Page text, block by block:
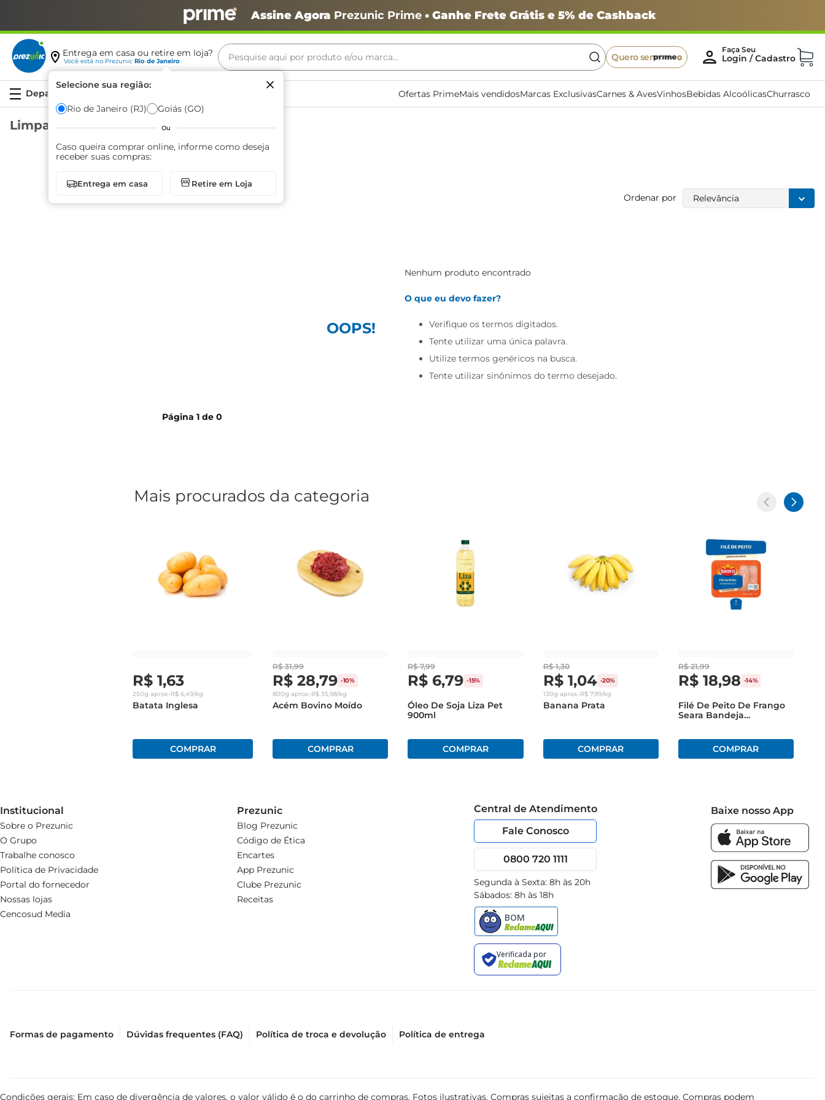
Assine Agora Prezunic Prime• Ganhe Frete Grátis e 5% de Cashback
Entrega em casa ou retire em loja?
Você está no Prezunic Rio de Janeiro
Selecione sua região:
Rio de Janeiro (RJ) Goiás (GO)
Ou
Caso queira comprar online, informe como deseja
receber suas compras:
Entrega em casa Retire em Loja
Pesquise aqui por produto e/ou marca...
Quero ser
Ofertas PrimeMais vendidosMarcas ExclusivasCarnes & AvesVinhosBebidas AlcoólicasChurrasco
Limpadores
Ordenar por Relevância
OOPS!
Nenhum produto encontrado
O que eu devo fazer?
Verifique os termos digitados.
Tente utilizar uma única palavra.
Utilize termos genéricos na busca.
Tente utilizar sinônimos do termo desejado.
Página 1 de 0
Mais procurados da categoria
R$ 1,63
250g aprox.•R$ 6,49/kg
Batata Inglesa
R$ 31,99
R$ 28,79 -10%
800g aprox.•R$ 35,98/kg
Acém Bovino Moído
R$ 7,99
R$ 6,79 -15%
Óleo De Soja Liza Pet
900ml
R$ 1,30
R$ 1,04 -20%
130g aprox.•R$ 7,99/kg
Banana Prata
R$ 21,99
R$ 18,98 -14%
Filé De Peito De Frango
Seara Bandeja
Institucional
Sobre o Prezunic
O Grupo
Trabalhe conosco
Política de Privacidade
Portal do fornecedor
Nossas lojas
Cencosud Media
Prezunic
Blog Prezunic
Código de Ética
Encartes
App Prezunic
Clube Prezunic
Receitas
Central de Atendimento
Fale Conosco
0800 720 1111
Segunda à Sexta: 8h às 20h
Sábados: 8h às 18h
Baixe nosso App
Formas de pagamento Dúvidas frequentes (FAQ) Política de troca e devolução Política de entrega
Condições gerais: Em caso de divergência de valores, o valor válido é o do carrinho de compras. Fotos ilustrativas. Compras sujeitas a confirmação de estoque. Compras podem
Termos mais buscados
café
biscoito